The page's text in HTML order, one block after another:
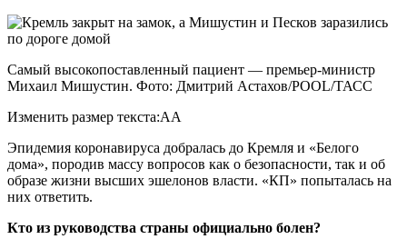
Самый высокопоставленный пациент — премьер-министр
Михаил Мишустин. Фото: Дмитрий Астахов/POOL/ТАСС
Изменить размер текста:AA
Эпидемия коронавируса добралась до Кремля и «Белого
дома», породив массу вопросов как о безопасности, так и об
образе жизни высших эшелонов власти. «КП» попыталась на
них ответить.
Кто из руководства страны официально болен?